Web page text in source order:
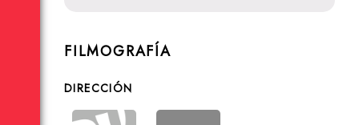
FILMOGRAFÍA
DIRECCIÓN